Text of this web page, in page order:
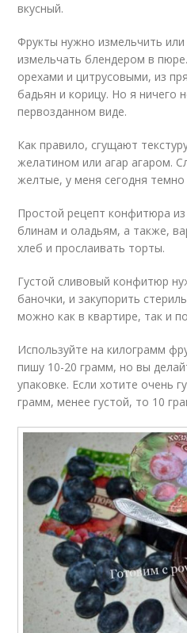
вкусный.
Фрукты нужно измельчить или
измельчать блендером в
орехами и цитрусовыми, из
бадьян и корицу. Но я ничего
первозданном виде.
Как правило, сгущают
желатином или агар агаром.
желтые, у меня сегодня темно
Простой рецепт конфитюра
блинам и оладьям, а также,
хлеб и прослаивать торты.
Густой сливовый конфитюр
баночки, и закупорить
можно как в квартире, так и
Используйте на килограмм
пишу 10-20 грамм, но вы
упаковке. Если хотите очень
грамм, менее густой, то 10